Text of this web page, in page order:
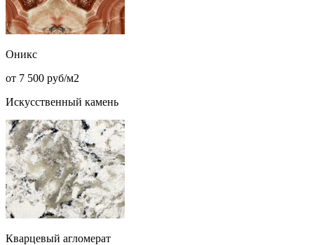
Оникс
от 7 500 руб/м2
Искусственный камень
Кварцевый агломерат